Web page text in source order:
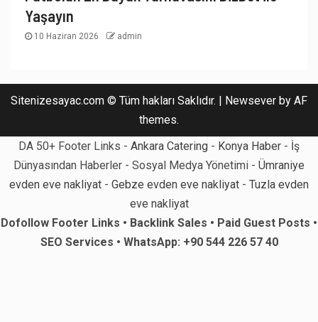
Yaşayın
10 Haziran 2026 admin
Sitenizesayac.com © Tüm hakları Saklıdır. | Newsever by AF
themes.
DA 50+ Footer Links - Ankara Catering - Konya Haber - İş
Dünyasından Haberler - Sosyal Medya Yönetimi - Ümraniye
evden eve nakliyat - Gebze evden eve nakliyat - Tuzla evden
eve nakliyat
Dofollow Footer Links • Backlink Sales • Paid Guest Posts •
SEO Services • WhatsApp: +90 544 226 57 40